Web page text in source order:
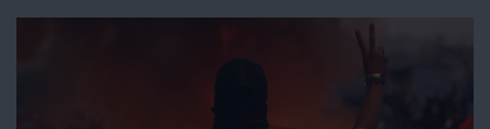
como um país fora de lei enquanto, internamente,
de disfarçar. Os partidos financiados pelo Big Business